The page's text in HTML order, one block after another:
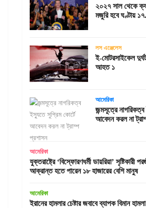
২০২৭ সাল থেকে
মজুরি হবে ঘণ্টায়
লস এঞ্জেলেস
ই-মোটরসাইকেল
আহত ১
আমেরিকা
জন্মসূত্রে
আবেদন করল না
আমেরিকা
যুক্তরাষ্ট্রে ‘বিস্ফোরণধর্মী ডায়রিয়া’ সৃষ্টিকারী
আক্রান্ত হতে পারেন ১৮ হাজারের বেশি মানুষ
আমেরিকা
ইরানের হামলার চেষ্টার জবাবে ব্যাপক বিমান